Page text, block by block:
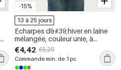
-15%
13 à 25 jours
Écharpes d&#39;hiver en laine
mélangée, couleur unie, à
franges, collection Simple Series
Daily
€4,42 €5,20
Commande min. de 1 pc